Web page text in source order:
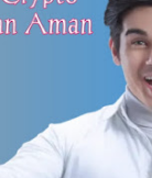
Go
Ngaji